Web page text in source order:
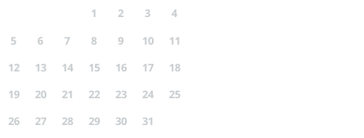
1 2 3
4
5
6 7 8 9 10
11
12
13 14 15 16 17
18
19
20 21 22 23 24
25
26
27 28 29 30 31